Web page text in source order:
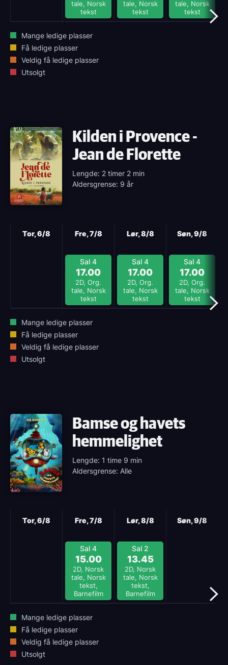
tale, Norsk
tekst
tale, Norsk
tekst
tale, Norsk
tekst
Mange ledige plasser
Få ledige plasser
Veldig få ledige plasser
Utsolgt
Kilden i Provence -
Jean de Florette
Lengde: 2 timer 2 min
Aldersgrense: 9 år
Tor, 6/8 Fre, 7/8
Sal 4
17.00
2D, Org.
tale, Norsk
tekst
Lør, 8/8
Sal 4
17.00
2D, Org.
tale, Norsk
tekst
Søn, 9/8
Sal 4
17.00
2D, Org.
tale, Norsk
tekst
Mange ledige plasser
Få ledige plasser
Veldig få ledige plasser
Utsolgt
Bamse og havets
hemmelighet
Lengde: 1 time 9 min
Aldersgrense: Alle
Tor, 6/8 Fre, 7/8
Sal 4
15.00
2D, Norsk
tale, Norsk
tekst,
Barnefilm
Lør, 8/8
Sal 2
13.45
2D, Norsk
tale, Norsk
tekst,
Barnefilm
Søn, 9/8
Mange ledige plasser
Få ledige plasser
Veldig få ledige plasser
Utsolgt